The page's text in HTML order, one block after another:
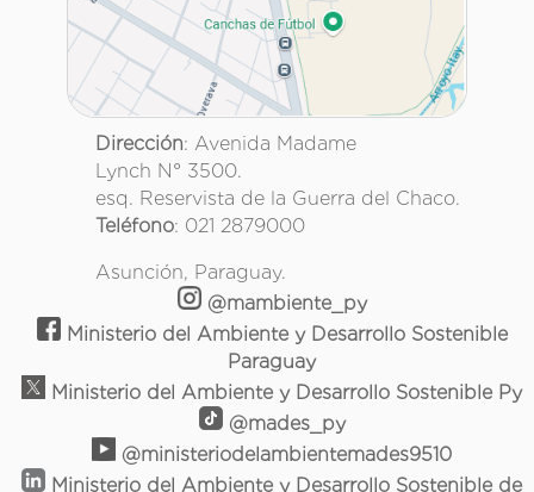
Dirección: Avenida Madame
Lynch N° 3500.
esq. Reservista de la Guerra del Chaco.
Teléfono: 021 2879000
Asunción, Paraguay.
@mambiente_py
Ministerio del Ambiente y Desarrollo Sostenible
Paraguay
Ministerio del Ambiente y Desarrollo Sostenible Py
@mades_py
@ministeriodelambientemades9510
Ministerio del Ambiente y Desarrollo Sostenible de